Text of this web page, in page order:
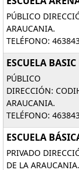
PÚBLICO
ARAUCANIA.
TELÉFONO:
ESCUELA
PÚBLICO
DIRECCIÓN:
ARAUCANIA.
TELÉFONO:
ESCUELA
PRIVADO
DE LA ARAUCANIA.